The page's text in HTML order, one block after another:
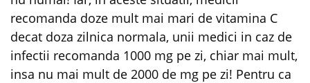
recomanda doze mult mai mari de vitamina C
decat doza zilnica normala, unii medici in caz de
infectii recomanda 1000 mg pe zi, chiar mai mult,
insa nu mai mult de 2000 de mg pe zi! Pentru ca